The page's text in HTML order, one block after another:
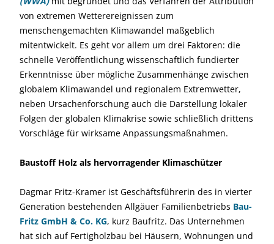
von extremen Wetterereignissen zum
menschengemachten Klimawandel maßgeblich
mitentwickelt. Es geht vor allem um drei Faktoren: die
schnelle Veröffentlichung wissenschaftlich fundierter
Erkenntnisse über mögliche Zusammenhänge zwischen
globalem Klimawandel und regionalem Extremwetter,
neben Ursachenforschung auch die Darstellung lokaler
Folgen der globalen Klimakrise sowie schließlich drittens
Vorschläge für wirksame Anpassungsmaßnahmen.
Baustoff Holz als hervorragender Klimaschützer
Dagmar Fritz-Kramer ist Geschäftsführerin des in vierter
Generation bestehenden Allgäuer Familienbetriebs Bau-
Fritz GmbH & Co. KG, kurz Baufritz. Das Unternehmen
hat sich auf Fertigholzbau bei Häusern, Wohnungen und